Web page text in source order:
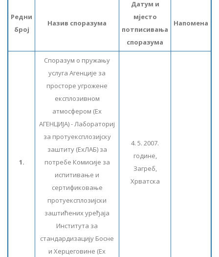
Редни
број
Назив споразума
Датум и
мјесто
потписивања
споразума
Напомена
1.
Споразум о пружању
услуга Агенције за
просторе угрожене
експлозивном
атмосфером (Еx
АГЕНЦИЈА) - Лабораториј
за протуексплозијску
заштиту (ЕxЛАБ) за
потребе Комисије за
испитивање и
сертификовање
протуексплозијски
заштићених уређаја
Института за
стандардизацију Босне
и Херцеговине (Еx
4. 5. 2007.
године,
Загреб,
Хрватска